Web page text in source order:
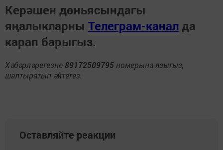
Керәшен дөньясындагы
яңалыкларны Телеграм-канал да
карап барыгыз.
Хәбәрләрегезне 89172509795 номерына языгыз,
шалтыратып әйтегез.
Оставляйте реакции